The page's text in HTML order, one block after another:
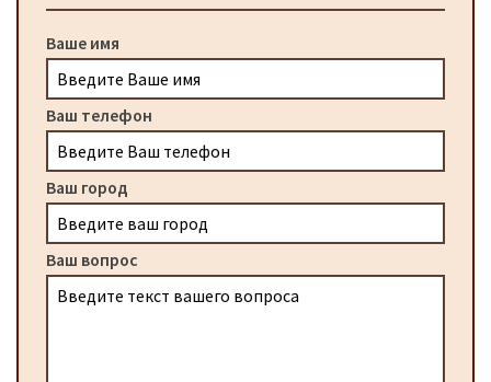
Ваше имя
Ваш телефон
Ваш город
Ваш вопрос